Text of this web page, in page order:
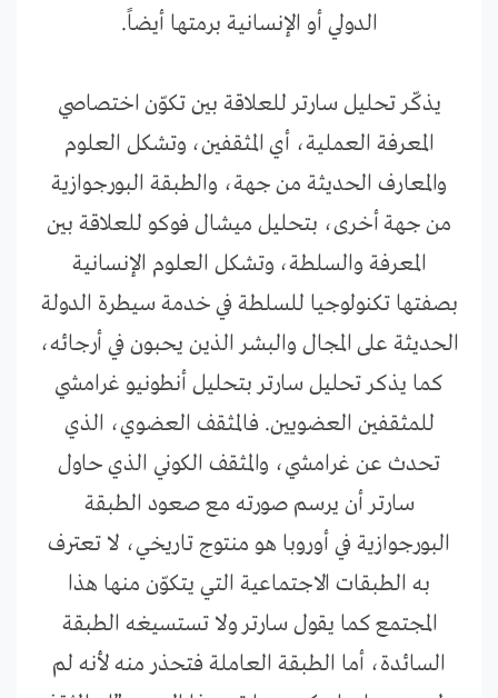
الدولي أو الإنسانية برمتها أيضاً.
يذكّر تحليل سارتر للعلاقة بين تكوّن اختصاصي
المعرفة العملية، أي المثقفين، وتشكل العلوم
والمعارف الحديثة من جهة، والطبقة البورجوازية
من جهة أخرى، بتحليل ميشال فوكو للعلاقة بين
المعرفة والسلطة، وتشكل العلوم الإنسانية
بصفتها تكنولوجيا للسلطة في خدمة سيطرة الدولة
الحديثة على المجال والبشر الذين يحبون في أرجائه،
كما يذكر تحليل سارتر بتحليل أنطونيو غرامشي
للمثقفين العضويين. فالمثقف العضوي، الذي
تحدث عن غرامشي، والمثقف الكوني الذي حاول
سارتر أن يرسم صورته مع صعود الطبقة
البورجوازية في أوروبا هو منتوج تاريخي، لا تعترف
به الطبقات الاجتماعية التي يتكوّن منها هذا
المجتمع كما يقول سارتر ولا تستسيغه الطبقة
السائدة، أما الطبقة العاملة فتحذر منه لأنه لم